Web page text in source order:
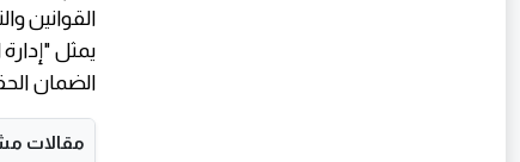
القوانين
يمثل
الضمان
مقالات